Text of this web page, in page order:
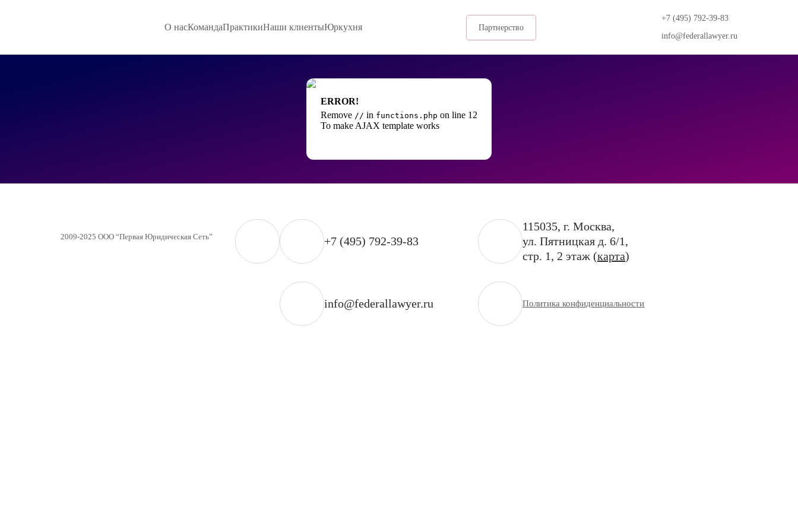
О насКомандаПрактикиНаши клиентыЮркухня Партнерство
+7 (495) 792-39-83
info@federallawyer.ru
ERROR!
Remove // in functions.php on line 12
To make AJAX template works
2009-2025 ООО “Первая Юридическая Сеть” +7 (495) 792-39-83
info@federallawyer.ru
115035, г. Москва,
ул. Пятницкая д. 6/1,
стр. 1, 2 этаж (карта)
Политика конфиденциальности